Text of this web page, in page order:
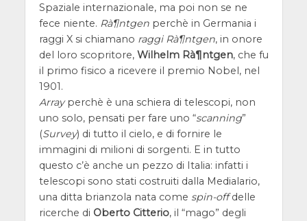
Spaziale internazionale, ma poi non se ne
fece niente. Rà¶ntgenperchè in Germania i
raggi X si chiamano raggi Rà¶ntgen, in onore
del loro scopritore, Wilhelm Rà¶ntgen, che fu
il primo fisico a ricevere il premio Nobel, nel
1901.
Arrayperchè è una schiera di telescopi, non
uno solo, pensati per fare uno “scanning”
(Survey) di tutto il cielo, e di fornire le
immagini di milioni di sorgenti. E in tutto
questo c’è anche un pezzo di Italia: infatti i
telescopi sono stati costruiti dalla Medialario,
una ditta brianzola nata come spin-offdelle
ricerche di Oberto Citterio, il “mago” degli